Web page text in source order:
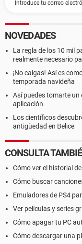
NOVEDADES
La regla de los 10 mil
realmente necesario
¡No caigas! Así es
temporada navideña
Así puedes tomarte un
aplicación
Los científicos
antigüedad en Belice
CONSULTA
Cómo ver el historial
Cómo buscar
Emuladores de PS4
Ver películas y series
Cómo apagar tu PC
Cómo descargar una